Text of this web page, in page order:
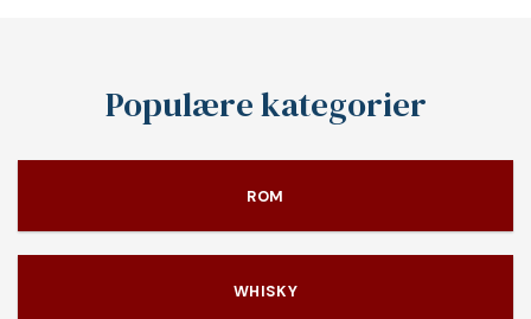
Populære kategorier
ROM
WHISKY